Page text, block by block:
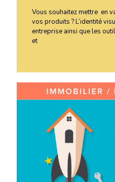
Vous souhaitez mettre en
vos produits ? L’identité
entreprise ainsi que les
et